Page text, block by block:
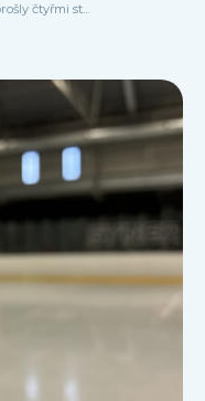
čtyřmi st...